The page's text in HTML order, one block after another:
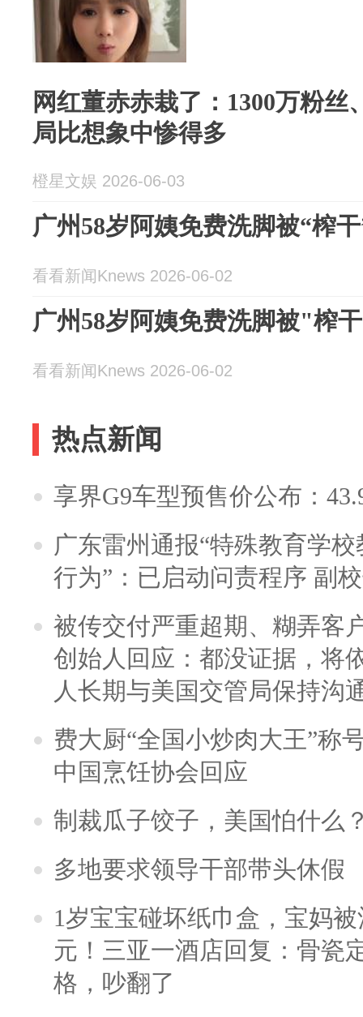
网红董赤赤栽了：1300万粉丝
局比想象中惨得多
橙星文娱 2026-06-03
广州58岁阿姨免费洗脚被“榨
看看新闻Knews 2026-06-02
广州58岁阿姨免费洗脚被"榨
看看新闻Knews 2026-06-02
热点新闻
享界G9车型预售价公布：
广东雷州通报“特殊教育学
行为”：已启动问责程序 副
被传交付严重超期、糊弄客
创始人回应：都没证据，将
人长期与美国交管局保持沟
费大厨“全国小炒肉大王”称
中国烹饪协会回应
制裁瓜子饺子，美国怕什么
多地要求领导干部带头休假
1岁宝宝碰坏纸巾盒，宝妈
元！三亚一酒店回复：骨瓷
格，吵翻了